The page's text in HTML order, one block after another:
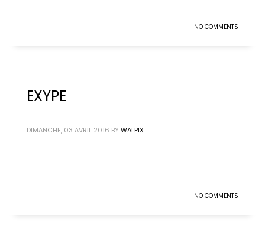
NO COMMENTS
EXYPE
DIMANCHE, 03 AVRIL 2016 BY WALPIX
NO COMMENTS